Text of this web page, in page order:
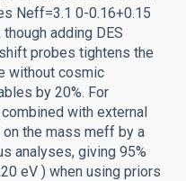
Neff=3.1 0-0.16+0.15
adding DES
probes tightens the
without cosmic
by 20%. For
with external
the mass meff by a
analyses, giving 95%
eV ) when using priors